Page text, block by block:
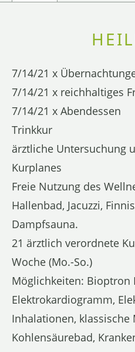
7/14/21 x
7/14/21 x reichhaltiges
7/14/21 x Abendessen
Trinkkur
ärztliche Untersuchung
Kurplanes
Freie Nutzung des
Hallenbad, Jacuzzi,
Dampfsauna.
21 ärztlich verordnete
Woche (Mo.-So.)
Möglichkeiten: Bioptron
Elektrokardiogramm,
Inhalationen, klassische
Kohlensäurebad,